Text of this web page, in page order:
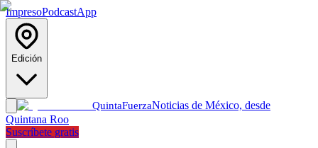
ImpresoPodcastApp
Edición
QuintaFuerzaNoticias de México, desde
Quintana Roo
Suscríbete gratis